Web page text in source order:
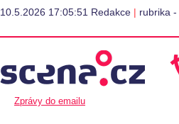
10.5.2026 17:05:51 Redakce | rubrika -
Zprávy do emailu